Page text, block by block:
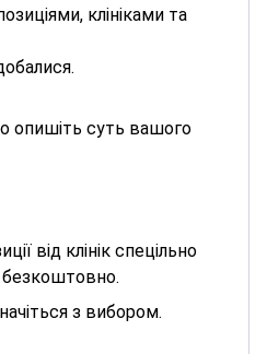
клініками та
опишіть суть вашого
від клінік спецільно
з вибором.